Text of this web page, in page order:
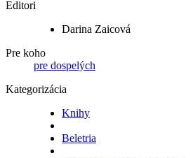
Editori
Darina Zaicová
Pre koho
pre dospelých
Kategorizácia
Knihy
Beletria